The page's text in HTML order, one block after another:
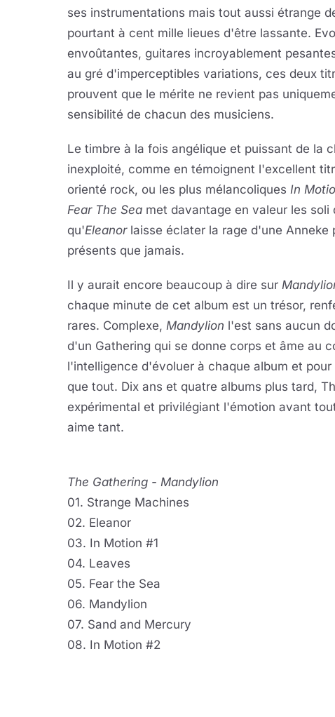
ses instrumentations mais tout aussi étrange
pourtant à cent mille lieues d'être lassante.
envoûtantes, guitares incroyablement
au gré d'imperceptibles variations, ces deux
prouvent que le mérite ne revient pas
sensibilité de chacun des musiciens.
Le timbre à la fois angélique et puissant de la
inexploité, comme en témoignent l'excellent
orienté rock, ou les plus mélancoliques In
Fear The Sea met davantage en valeur les
qu'Eleanorlaisse éclater la rage d'une Anneke
présents que jamais.
Il y aurait encore beaucoup à dire sur
chaque minute de cet album est un trésor,
rares. Complexe, Mandylion l'est sans aucun
d'un Gathering qui se donne corps et âme au
l'intelligence d'évoluer à chaque album et
que tout. Dix ans et quatre albums plus tard,
expérimental et privilégiant l'émotion avant
aime tant.
The Gathering - Mandylion
01. Strange Machines
02. Eleanor
03. In Motion #1
04. Leaves
05. Fear the Sea
06. Mandylion
07. Sand and Mercury
08. In Motion #2